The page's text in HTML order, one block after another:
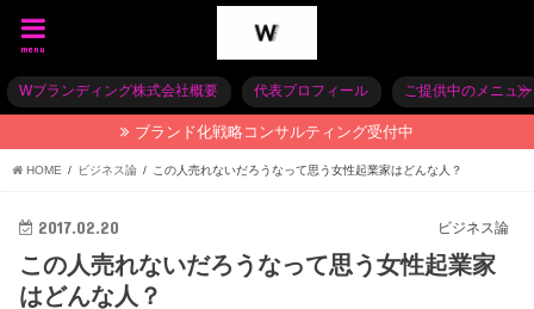
menu
Wブランディング株式会社概要 代表プロフィール ご提供中のメニュー
ブランド化戦略コンサルティング受付中
HOME ビジネス論 この人売れないだろうなって思う女性起業家はどんな人？
ビジネス論
2017.02.20
この人売れないだろうなって思う女性起業家
はどんな人？